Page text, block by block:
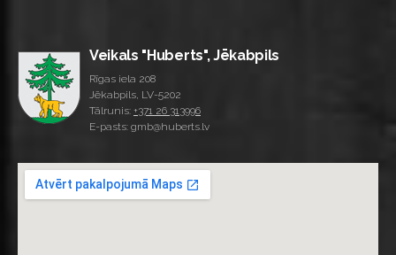
Veikals "Huberts", Jēkabpils
Rīgas iela 208
Jēkabpils, LV-5202
Tālrunis: +371 26 313996
E-pasts: gmb@huberts.lv